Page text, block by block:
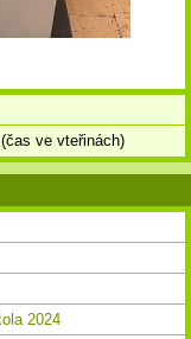
(čas ve vteřinách)
2024